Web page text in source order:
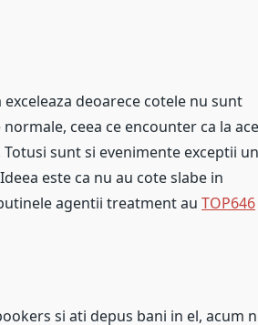
deoarece cotele nu sunt
ceea ce encounter ca la
sunt si evenimente exceptii
este ca nu au cote slabe in
agentii treatment auTOP646
si ati depus bani in el, acum